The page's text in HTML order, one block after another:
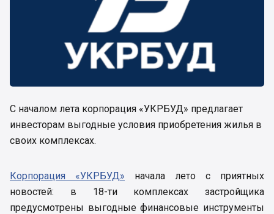
С началом лета корпорация «УКРБУД» предлагает
инвесторам выгодные условия приобретения жилья в
своих комплексах.
Корпорация «УКРБУД» начала лето с приятных
новостей: в 18-ти комплексах застройщика
предусмотрены выгодные финансовые инструменты